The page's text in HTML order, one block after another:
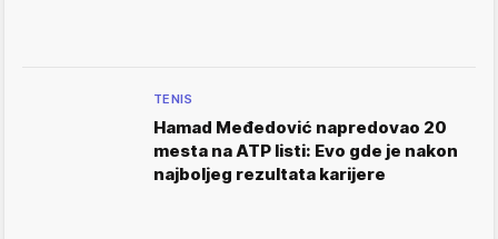
TENIS
Hamad Međedović napredovao 20
mesta na ATP listi: Evo gde je nakon
najboljeg rezultata karijere